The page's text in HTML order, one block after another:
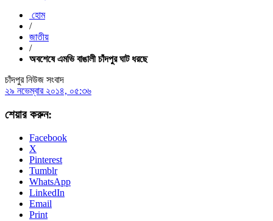
হোম
/
জাতীয়
/
অবশেষে এমভি বাঙালী চাঁদপুর ঘাট ধরছে
চাঁদপুর নিউজ সংবাদ
২৯ নভেম্বার ২০১৪, ০৫:৩৬
শেয়ার করুন:
Facebook
X
Pinterest
Tumblr
WhatsApp
LinkedIn
Email
Print